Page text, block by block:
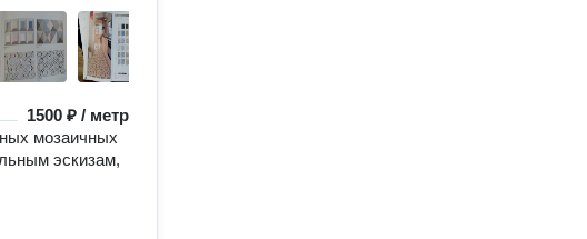
1500 ₽ / метр
мозаичных
эскизам,